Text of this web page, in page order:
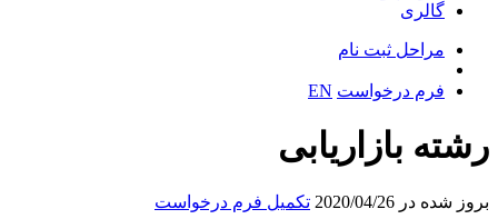
گالری
مراحل ثبت نام
فرم درخواست EN
رشته بازاریابی
بروز شده در 2020/04/26 تکمیل فرم درخواست